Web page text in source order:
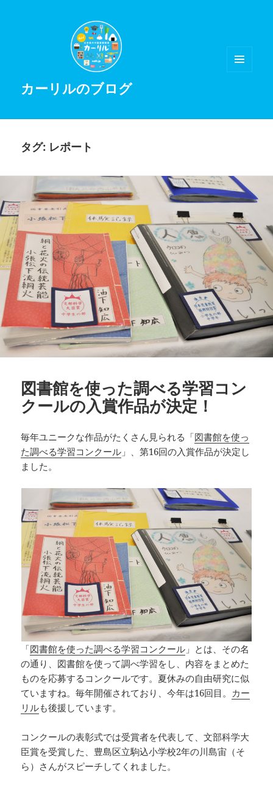
カーリルのブログ
タグ: レポート
図書館を使った調べる学習コン
クールの入賞作品が決定！
毎年ユニークな作品がたくさん見られる「図書館を使っ
た調べる学習コンクール 」、第16回の入賞作品が決定し
ました。
「図書館を使った調べる学習コンクール 」とは、その名
の通り、図書館を使って調べ学習をし、内容をまとめた
ものを応募するコンクールです。夏休みの自由研究に似
ていますね。毎年開催されており、今年は16回目。 カー
リルも後援しています。
コンクールの表彰式では受賞者を代表して、文部科学大
臣賞を受賞した、豊島区立駒込小学校2年の川島宙（そ
ら）さんがスピーチしてくれました。